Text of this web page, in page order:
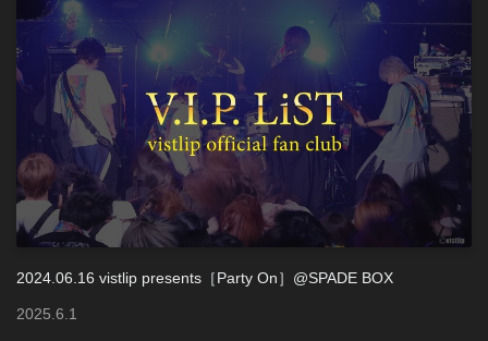
2024.06.16 vistlip presents［Party On］@SPADE BOX
2025 6 1